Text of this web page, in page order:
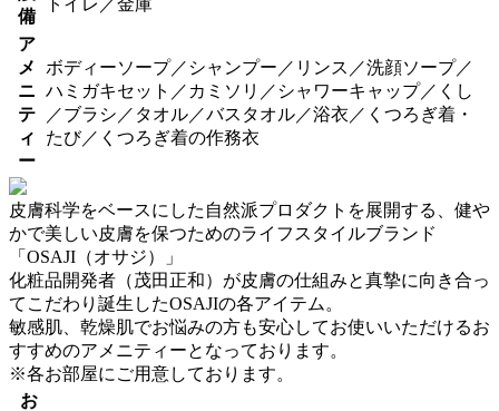
備
トイレ／金庫
ア
メ
ニ
テ
ィ
ー
ボディーソープ／シャンプー／リンス／洗顔ソープ／
ハミガキセット／カミソリ／シャワーキャップ／くし
／ブラシ／タオル／バスタオル／浴衣／くつろぎ着・
たび／くつろぎ着の作務衣
皮膚科学をベースにした自然派プロダクトを展開する、健や
かで美しい皮膚を保つためのライフスタイルブランド
「OSAJI（オサジ）」
化粧品開発者（茂田正和）が皮膚の仕組みと真摯に向き合っ
てこだわり誕生したOSAJIの各アイテム。
敏感肌、乾燥肌でお悩みの方も安心してお使いいただけるお
すすめのアメニティーとなっております。
※各お部屋にご用意しております。
お